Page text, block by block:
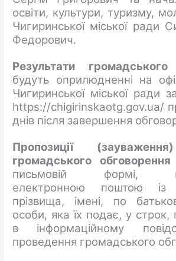
освіти, культури, туризму,
Чигиринської міської ради
Федорович.
Результати громадського
будуть оприлюдненні на
Чигиринської міської ради
https://chigirinskaotg.gov.ua/
днів після завершення
Пропозиції
громадського
обговорення
письмовій формі,
електронною поштою із
прізвища, імені, по
особи, яка їх подає, у
в інформаційному
проведення громадського